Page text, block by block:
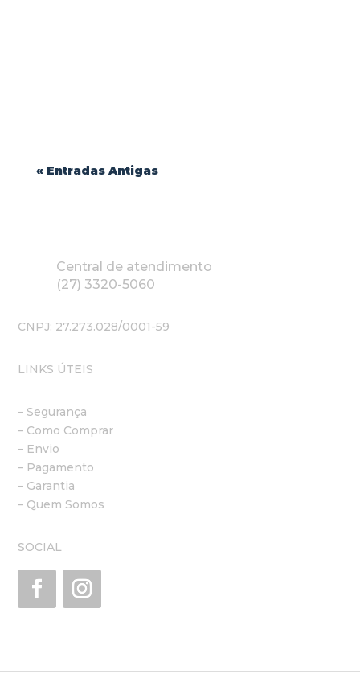
« Entradas Antigas
Central de atendimento
(27) 3320-5060
CNPJ: 27.273.028/0001-59
LINKS ÚTEIS
– Segurança
– Como Comprar
– Envio
– Pagamento
– Garantia
– Quem Somos
SOCIAL